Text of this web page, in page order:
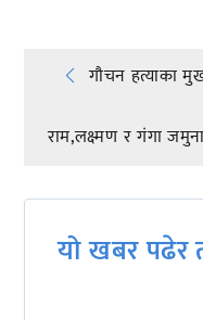
Post
गौचन हत्याका
राम,लक्ष्मण र गंगा
यो खबर पढेर